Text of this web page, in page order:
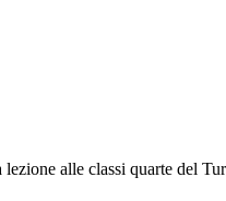
alle classi quarte del